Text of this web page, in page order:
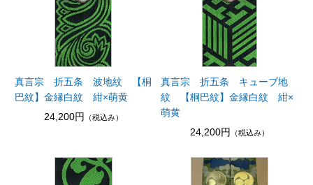
真言宗 折五条 波地紋 【桐
巴紋】金縁白紋 紺×萌黄
24,200円
（税込み）
真言宗 折五条 キューブ地
紋 【桐巴紋】金縁白紋 紺×
萌黄
24,200円
（税込み）